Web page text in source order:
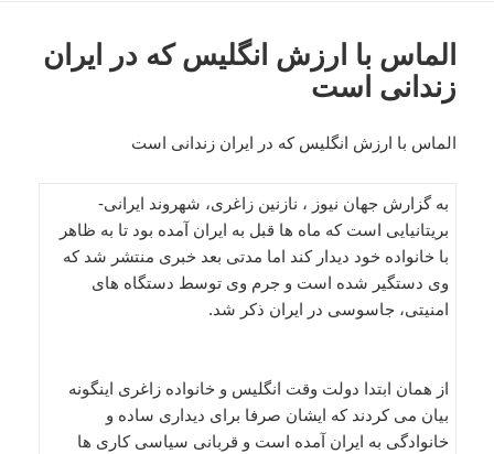
الماس با ارزش انگلیس که در ایران
زندانی است
الماس با ارزش انگلیس که در ایران زندانی است
به گزارش جهان نیوز ، نازنین زاغری، شهروند ایرانی-
بریتانیایی است که ماه ها قبل به ایران آمده بود تا به ظاهر
با خانواده خود دیدار کند اما مدتی بعد خبری منتشر شد که
وی دستگیر شده است و جرم وی توسط دستگاه های
امنیتی، جاسوسی در ایران ذکر شد.
از همان ابتدا دولت وقت انگلیس و خانواده زاغری اینگونه
بیان می کردند که ایشان صرفا برای دیداری ساده و
خانوادگی به ایران آمده است و قربانی سیاسی کاری ها